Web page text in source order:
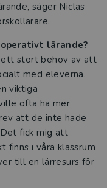
säger Niclas
lärande?
stort behov av att
med eleverna.
viktiga
ofta ha mer
att de inte hade
fick mig att
finns i våra klassrum
till en lärresurs för